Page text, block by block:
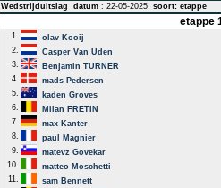
Wedstrijduitslag datum : 22-05-2025 soort: etappe
etappe
1.
olav Kooij
2.
Casper Van Uden
3.
Benjamin TURNER
4.
mads Pedersen
5.
kaden Groves
6.
Milan FRETIN
7.
max Kanter
8.
paul Magnier
9.
matevz Govekar
10.
matteo Moschetti
11.
sam Bennett